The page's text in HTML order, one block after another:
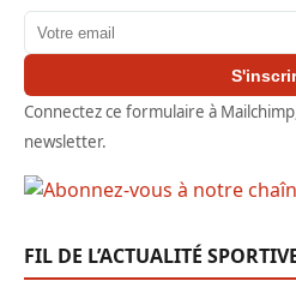
Adresse email
Connectez ce formulaire à
newsletter.
FIL DE L’ACTUALITÉ